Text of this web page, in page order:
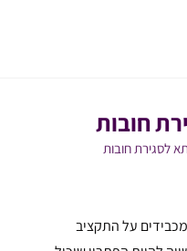
חובות
לסגירת חובות
על התקציב